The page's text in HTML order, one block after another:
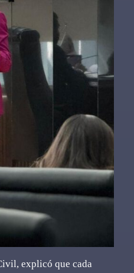
explicó que cada